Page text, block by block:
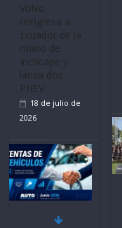
Volvo
reingresa a
Ecuador de la
mano de
Inchcape y
lanza dos
PHEV
18 de julio de
2026
Mercado